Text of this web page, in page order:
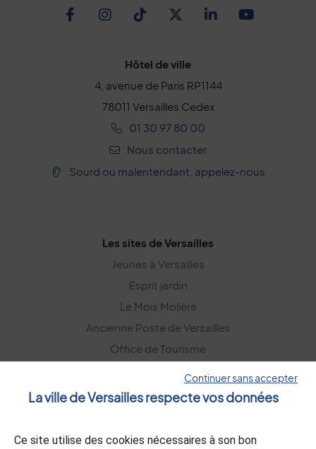
Facebook
Instagram
TikTokTwitter
Linkedin
Hôtel de ville
4, avenue de Paris RP1144
78011 Versailles Cedex
01 30 97 80 00
Nous contacter
Sourd ou malentendant, appelez-nous
Les sites de Versailles
Jeunes à Versailles
Esprit jardin
Le Mois Molière
Ancienne Poste de Versailles
Office de Tourisme
Continuer sans accepter
La ville de Versailles respecte vos données
Ce site utilise des cookies nécessaires à son bon